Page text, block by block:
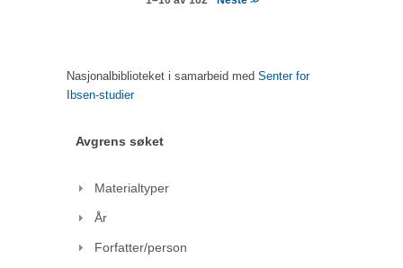
Nasjonalbiblioteket i samarbeid med Senter for
Ibsen-studier
Avgrens søket
Materialtyper
År
Forfatter/person